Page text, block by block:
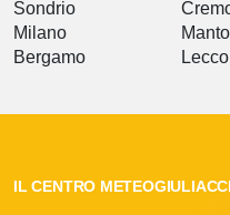
Sondrio
Milano
Bergamo
Lecco
IL CENTRO METEOGIULIACCI